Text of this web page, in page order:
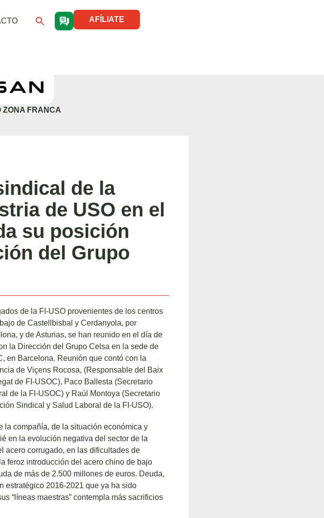
AFÍLIATE
ZONA FRANCA
de la
de USO en el
su posición
del Grupo
de la FI-USO provenientes de los centros
de Castellbisbal y Cerdanyola, por
y de Asturias, se han reunido en el día de
la Dirección del Grupo Celsa en la sede de
en Barcelona. Reunión que contó con la
de Viçens Rocosa, (Responsable del Baix
de FI-USOC), Paco Ballesta (Secretario
de la FI-USOC) y Raúl Montoya (Secretario
Sindical y Salud Laboral de la FI-USO).
la compañía, de la situación económica y
en la evolución negativa del sector de la
acero corrugado, en las dificultades de
feroz introducción del acero chino de bajo
de más de 2.500 millones de euros. Deuda,
estratégico 2016-2021 que ya ha sido
“líneas maestras” contempla más sacrificios